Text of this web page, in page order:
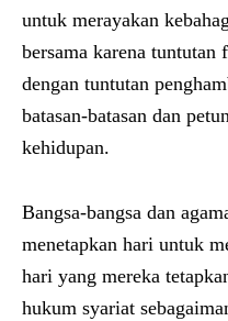
untuk merayakan
bersama karena
dengan tuntutan
batasan-batasan dan
kehidupan.
Bangsa-bangsa dan
menetapkan hari untuk
hari yang mereka
hukum syariat